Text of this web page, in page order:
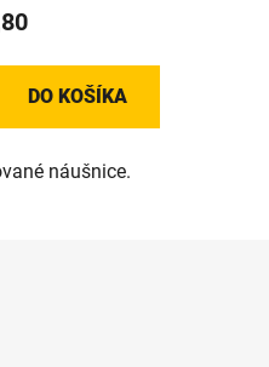
DO KOŠÍKA
náušnice.